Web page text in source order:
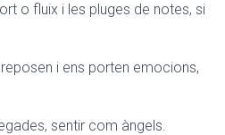
o fluix i les pluges de notes, si
i ens porten emocions,
sentir com àngels.